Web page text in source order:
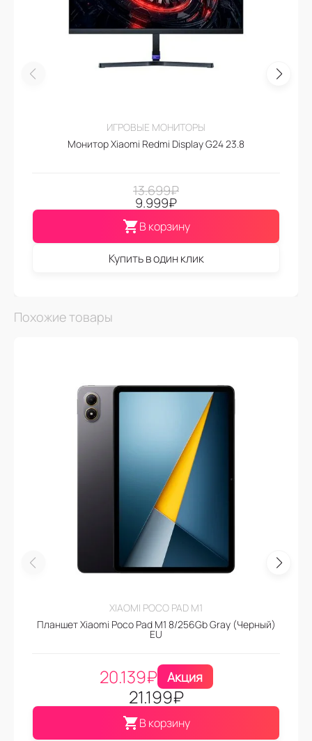
ИГРОВЫЕ МОНИТОРЫ
Монитор Xiaomi Redmi Display G24 23.8
13.699₽
9.999₽
В корзину
Купить в один клик
Похожие товары
XIAOMI POCO PAD M1
Планшет Xiaomi Poco Pad M1 8/256Gb Gray (Черный)
EU
20.139₽ Акция
21.199₽
В корзину